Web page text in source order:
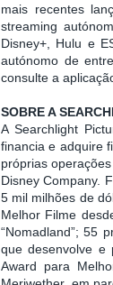
mais recentes
streaming
Disney+, Hulu e
autónomo de
consulte a
SOBRE A
A Searchlight
financia e adquire
próprias
Disney Company.
5 mil milhões de
Melhor Filme
“Nomadland”; 55
que desenvolve e
Award para